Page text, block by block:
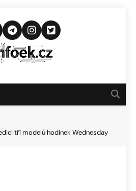
Novinkám
tří modelů hodinek Wednesday